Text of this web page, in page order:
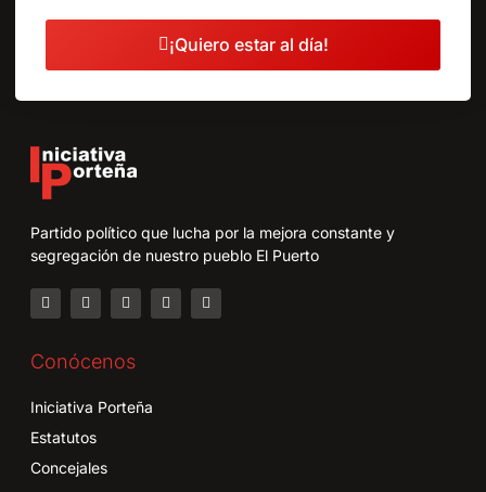
¡Quiero estar al día!
Partido político que lucha por la mejora constante y
segregación de nuestro pueblo El Puerto
Conócenos
Iniciativa Porteña
Estatutos
Concejales